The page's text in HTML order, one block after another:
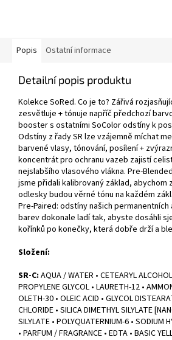
Popis Ostatní informace
Detailní popis produktu
Kolekce SoRed. Co je to? Zářivá
zesvětluje + tónuje napříč předchozí
booster s ostatními SoColor odstíny k
Odstíny z řady SR lze vzájemně míchat
barvené vlasy, tónování, posílení +
koncentrát pro ochranu vazeb zajistí
nejslabšího vlasového vlákna. Pre-
jsme přidali kalibrovaný základ, abychom
odlesky budou věrné tónu na každém
Pre-Paired: odstíny našich
barev dokonale ladí tak, abyste dosáhli
kořínků po konečky, která dobře drží a
Složení:
SR-C: AQUA / WATER • CETEARYL
PROPYLENE GLYCOL • LAURETH-12 •
OLETH-30 • OLEIC ACID • GLYCOL
CHLORIDE • SILICA DIMETHYL SILYLATE
SILYLATE • POLYQUATERNIUM-6 • SODIUM
• PARFUM / FRAGRANCE • EDTA • BASIC